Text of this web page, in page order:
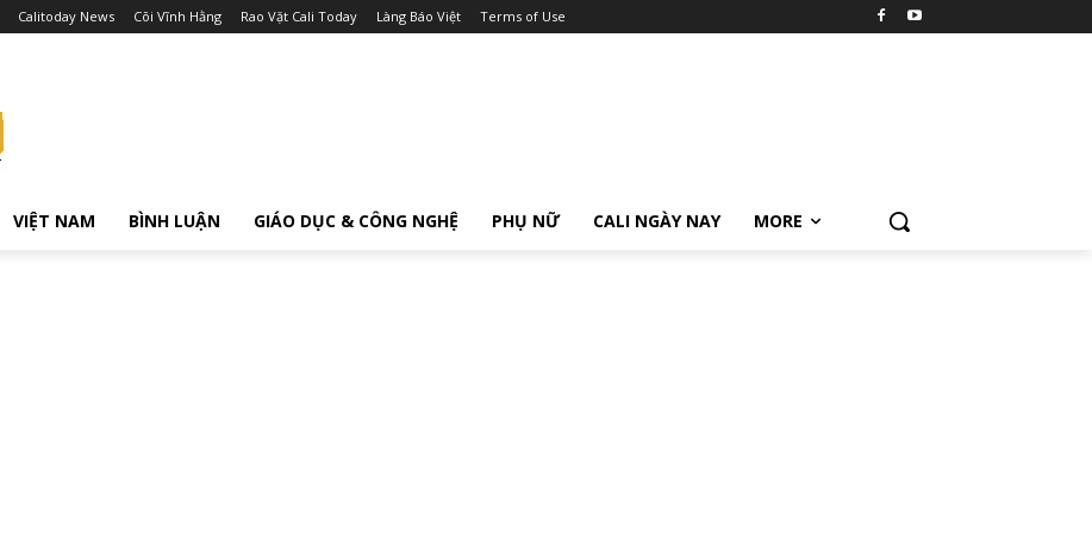
Calitoday News Cõi Vĩnh Hằng Rao Vặt Cali Today Làng Báo Việt Terms of Use
VIỆT NAM BÌNH LUẬN GIÁO DỤC & CÔNG NGHỆ PHỤ NỮ CALI NGÀY NAY MORE